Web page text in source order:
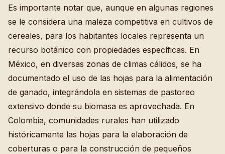
Es importante notar que, aunque en algunas regiones
se le considera una maleza competitiva en cultivos de
cereales, para los habitantes locales representa un
recurso botánico con propiedades específicas. En
México, en diversas zonas de climas cálidos, se ha
documentado el uso de las hojas para la alimentación
de ganado, integrándola en sistemas de pastoreo
extensivo donde su biomasa es aprovechada. En
Colombia, comunidades rurales han utilizado
históricamente las hojas para la elaboración de
coberturas o para la construcción de pequeños